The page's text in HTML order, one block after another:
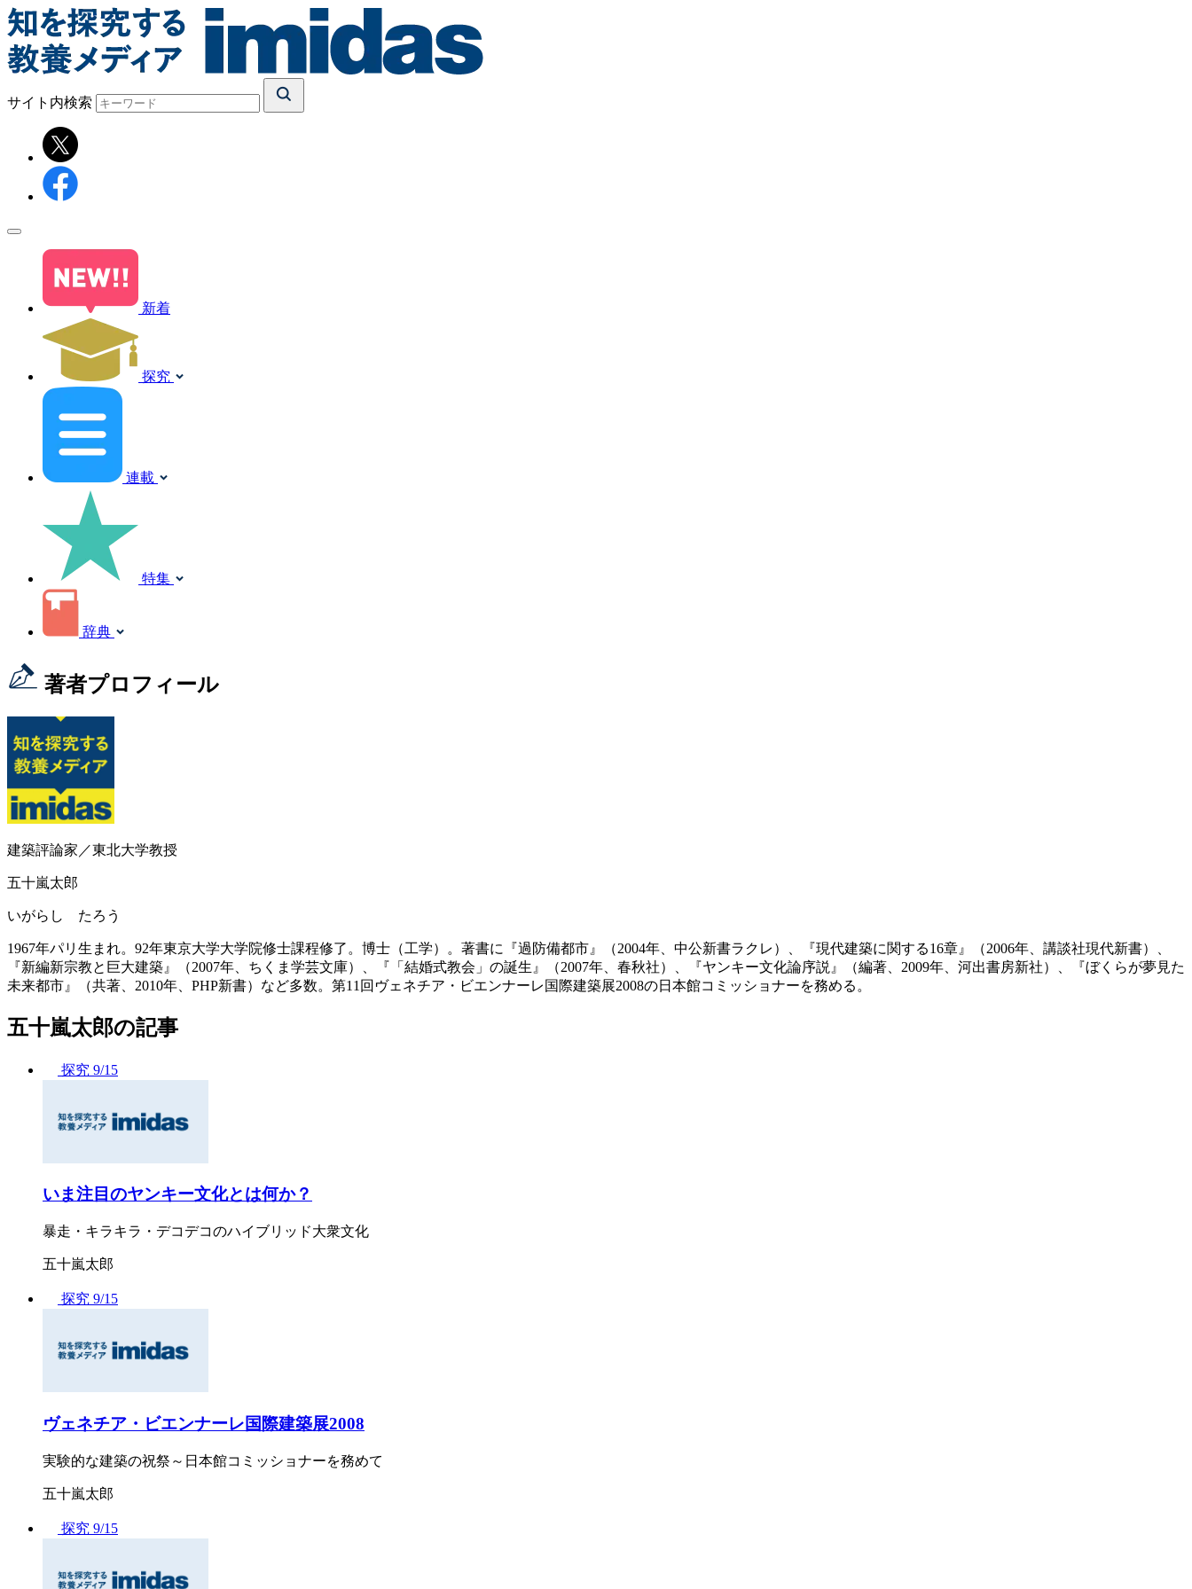
サイト内検索
新着
探究
連載
特集
辞典
著者プロフィール
建築評論家／東北大学教授
五十嵐太郎
いがらし たろう
1967年パリ生まれ。92年東京大学大学院修士課程修了。博士（工学）。著書に『過防備都市』（2004年、中公新書ラクレ）、『現代建築に関する16章』（2006年、講談社現代新書）、
『新編新宗教と巨大建築』（2007年、ちくま学芸文庫）、『「結婚式教会」の誕生』（2007年、春秋社）、『ヤンキー文化論序説』（編著、2009年、河出書房新社）、『ぼくらが夢見た
未来都市』（共著、2010年、PHP新書）など多数。第11回ヴェネチア・ビエンナーレ国際建築展2008の日本館コミッショナーを務める。
五十嵐太郎の記事
探究 9/15
いま注目のヤンキー文化とは何か？
暴走・キラキラ・デコデコのハイブリッド大衆文化
五十嵐太郎
探究 9/15
ヴェネチア・ビエンナーレ国際建築展2008
実験的な建築の祝祭～日本館コミッショナーを務めて
五十嵐太郎
探究 9/15